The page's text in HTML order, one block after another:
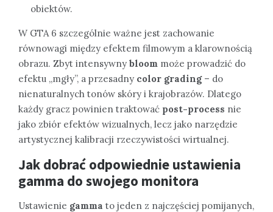
obiektów.
W GTA 6 szczególnie ważne jest zachowanie
równowagi między efektem filmowym a klarownością
obrazu. Zbyt intensywny bloom może prowadzić do
efektu „mgły”, a przesadny color grading– do
nienaturalnych tonów skóry i krajobrazów. Dlatego
każdy gracz powinien traktować post-process nie
jako zbiór efektów wizualnych, lecz jako narzędzie
artystycznej kalibracji rzeczywistości wirtualnej.
Jak dobrać odpowiednie ustawienia
gamma do swojego monitora
Ustawienie gamma to jeden z najczęściej pomijanych,